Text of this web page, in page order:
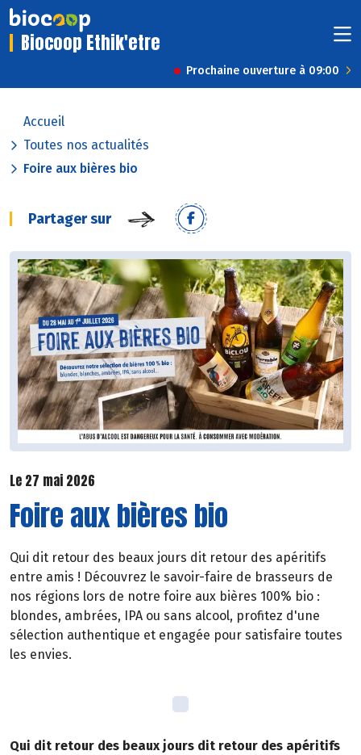
Biocoop Ethik'etre
Prochaine ouverture à 09:00
Accueil
Toutes nos actualités
Foire aux bières bio
Partager sur
Le 27 mai 2026
Foire aux bières bio
Qui dit retour des beaux jours dit retour des apéritifs
entre amis ! Découvrez le savoir-faire de brasseurs de
nos régions lors de notre foire aux bières 100% bio :
blondes, ambrées, IPA ou sans alcool, profitez d'une
sélection authentique et engagée pour satisfaire toutes
les envies.
Qui dit retour des beaux jours dit retour des apéritifs